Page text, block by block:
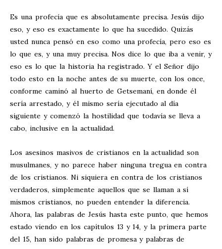
Es una profecía que es absolutamente precisa. Jesús dijo
eso, y eso es exactamente lo que ha sucedido. Quizás
usted nunca pensó en eso como una profecía, pero eso es
lo que es, y una muy precisa. Nos dice lo que iba a venir, y
eso es lo que la historia ha registrado. Y el Señor dijo
todo esto en la noche antes de su muerte, con los once,
conforme caminó al huerto de Getsemaní, en donde él
sería arrestado, y él mismo sería ejecutado al día
siguiente y comenzó la hostilidad que todavía se lleva a
cabo, inclusive en la actualidad.
Los asesinos masivos de cristianos en la actualidad son
musulmanes, y no parece haber ninguna tregua en contra
de los cristianos. Ni siquiera en contra de los cristianos
verdaderos, simplemente aquellos que se llaman a sí
mismos cristianos, no pueden entender la diferencia.
Ahora, las palabras de Jesús hasta este punto, que hemos
estado viendo en los capítulos 13 y 14, y la primera parte
del 15, han sido palabras de promesa y palabras de